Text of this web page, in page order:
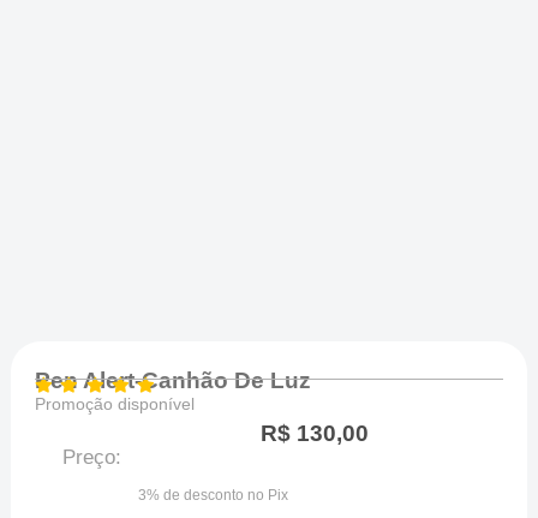
Pen Alert-Canhão De Luz
Promoção disponível
Preço:
R$130,00
3% de desconto no Pix